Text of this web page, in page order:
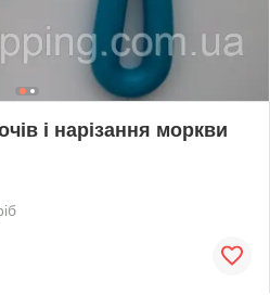
і нарізання моркви